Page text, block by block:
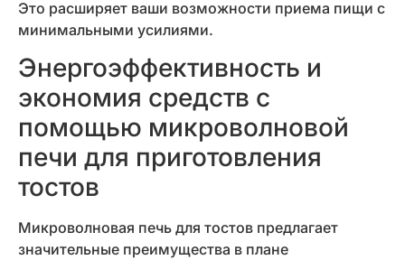
Это расширяет ваши возможности приема пищи с
минимальными усилиями.
Энергоэффективность и
экономия средств с
помощью микроволновой
печи для приготовления
тостов
Микроволновая печь для тостов предлагает
значительные преимущества в плане